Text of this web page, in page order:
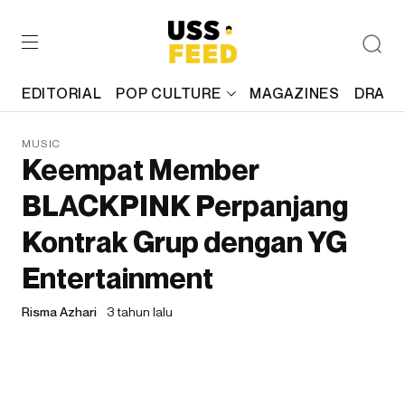
EDITORIAL POP CULTURE MAGAZINES
MUSIC
Keempat Member
BLACKPINK Perpanjang
Kontrak Grup dengan YG
Entertainment
Risma Azhari 3 tahun lalu